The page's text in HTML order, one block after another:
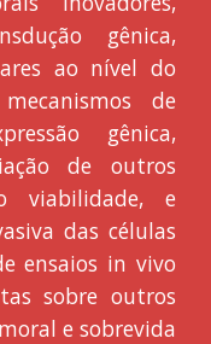
gênica,
ao nível do
de
gênica,
de outros
viabilidade, e
das células
ensaios in vivo
sobre outros
e sobrevida